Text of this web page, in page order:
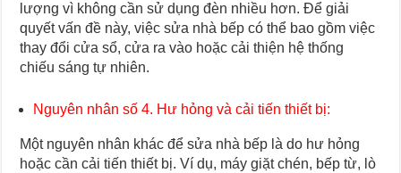
lượng vì không cần sử dụng đèn nhiều hơn. Để giải
quyết vấn đề này, việc sửa nhà bếp có thể bao gồm việc
thay đổi cửa sổ, cửa ra vào hoặc cải thiện hệ thống
chiếu sáng tự nhiên.
Nguyên nhân số 4. Hư hỏng và cải tiến thiết bị:
Một nguyên nhân khác để sửa nhà bếp là do hư hỏng
hoặc cần cải tiến thiết bị. Ví dụ, máy giặt chén, bếp từ, lò